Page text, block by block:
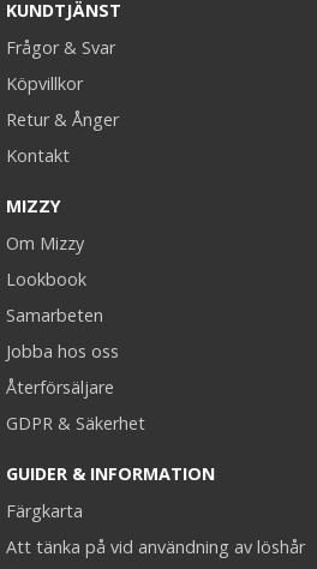
KUNDTJÄNST
Frågor & Svar
Köpvillkor
Retur & Ånger
Kontakt
MIZZY
Om Mizzy
Lookbook
Samarbeten
Jobba hos oss
Återförsäljare
GDPR & Säkerhet
GUIDER & INFORMATION
Färgkarta
Att tänka på vid användning av löshår